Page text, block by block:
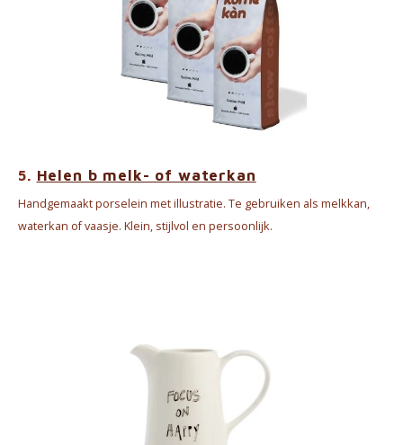
5. Helen b melk- of waterkan
Handgemaakt porselein met illustratie. Te gebruiken als melkkan,
waterkan of vaasje. Klein, stijlvol en persoonlijk.